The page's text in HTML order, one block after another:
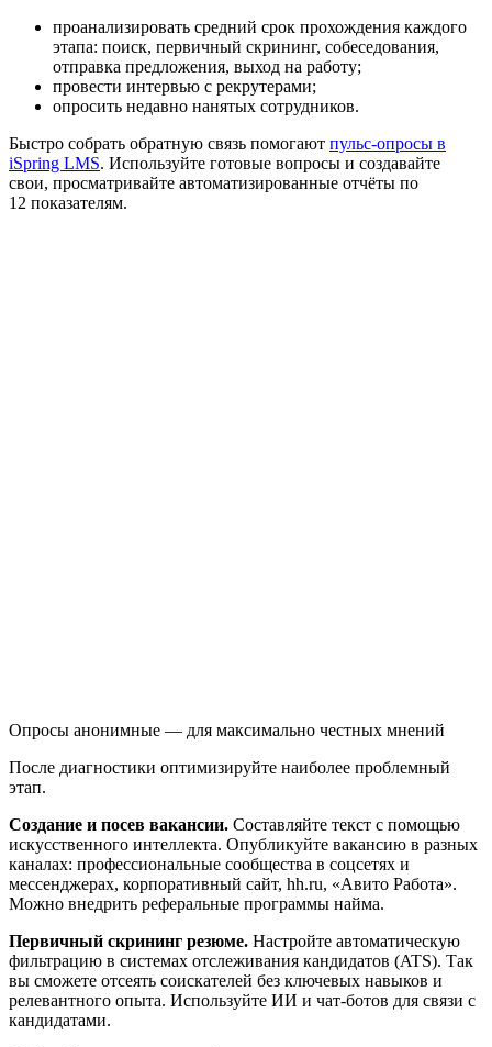
проанализировать средний срок прохождения каждого
этапа: поиск, первичный скрининг, собеседования,
отправка предложения, выход на работу;
провести интервью с рекрутерами;
опросить недавно нанятых сотрудников.
Быстро собрать обратную связь помогают пульс-опросы в
iSpring LMS. Используйте готовые вопросы и создавайте
свои, просматривайте автоматизированные отчёты по
12 показателям.
Опросы анонимные — для максимально честных мнений
После диагностики оптимизируйте наиболее проблемный
этап.
Создание и посев вакансии. Составляйте текст с помощью
искусственного интеллекта. Опубликуйте вакансию в разных
каналах: профессиональные сообщества в соцсетях и
мессенджерах, корпоративный сайт, hh.ru, «Авито Работа».
Можно внедрить реферальные программы найма.
Первичный скрининг резюме. Настройте автоматическую
фильтрацию в системах отслеживания кандидатов (ATS). Так
вы сможете отсеять соискателей без ключевых навыков и
релевантного опыта. Используйте ИИ и чат-ботов для связи с
кандидатами.